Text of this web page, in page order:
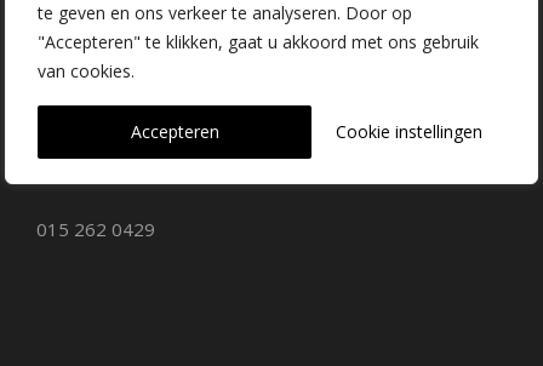
te geven en ons verkeer te analyseren. Door op
"Accepteren" te klikken, gaat u akkoord met ons gebruik
van cookies.
Cookie instellingen
Accepteren
Kwekerij Delfgauw
Vrederustlaan 10
2645 AW Delfgauw
015 262 0429